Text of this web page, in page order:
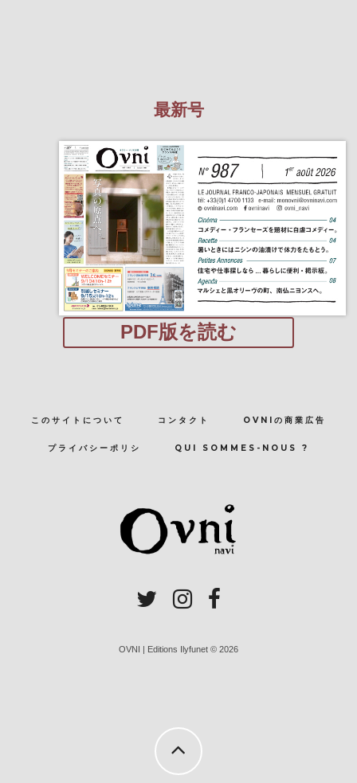
最新号
PDF版を読む
このサイトについて コンタクト OVNIの商業広告
プライバシーポリシ QUI SOMMES-NOUS ?
OVNI | Editions Ilyfunet © 2026